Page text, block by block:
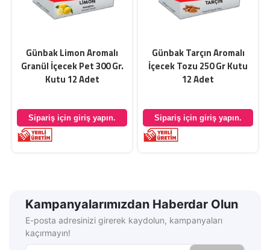
Günbak Limon Aromalı
Granül İçecek Pet 300 Gr.
Kutu 12 Adet
Sipariş için giriş yapın.
Günbak Tarçın Aromalı
İçecek Tozu 250 Gr Kutu
12 Adet
Sipariş için giriş yapın.
Kampanyalarımızdan Haberdar Olun
E-posta adresinizi girerek kaydolun, kampanyaları
kaçırmayın!